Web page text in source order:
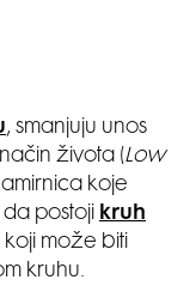
, smanjuju unos
života (Low
koje
postoji
kruh
može biti
kruhu.